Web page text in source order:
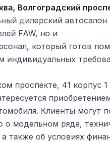
Волгоградский
дилерский автосалон
FAW, но и
который готов
индивидуальных
проспекте, 41 корпус 1
Клиенты могут
модельном ряде,
также об условиях